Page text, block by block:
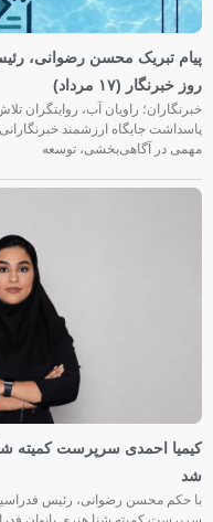
پیام تبریک محسن رضوانی،
روز خبرنگار (۱۷ مرداد)
پاسداشت جایگاه ارزشمند
مهمی در آگاهی‌بخشی، توسعه
کیمیا احمدی سرپرست کمیته
شد
با حکم محسن رضوانی، رئیس